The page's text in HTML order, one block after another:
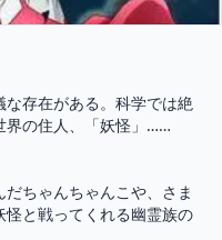
存在がある。科学では絶
界の住人、「妖怪」……
ちゃんちゃんこや、さま
と戦ってくれる幽霊族の